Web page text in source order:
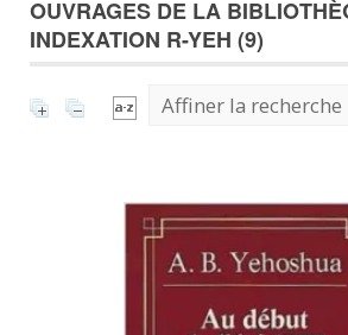
OUVRAGES DE LA
INDEXATION R-YEH (9)
Affiner la recherche